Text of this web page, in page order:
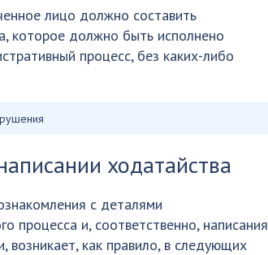
лицо должно составить
которое должно быть исполнено
процесс, без каких-либо
ходатайства
с деталями
процесса и, соответственно, написания
возникает, как правило, в следующих